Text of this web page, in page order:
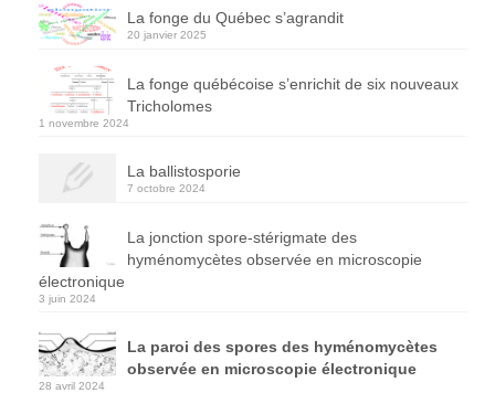
La fonge du Québec s’agrandit
20 janvier 2025
La fonge québécoise s’enrichit de six nouveaux
Tricholomes
1 novembre 2024
La ballistosporie
7 octobre 2024
La jonction spore-stérigmate des
hyménomycètes observée en microscopie
électronique
3 juin 2024
La paroi des spores des hyménomycètes
observée en microscopie électronique
28 avril 2024